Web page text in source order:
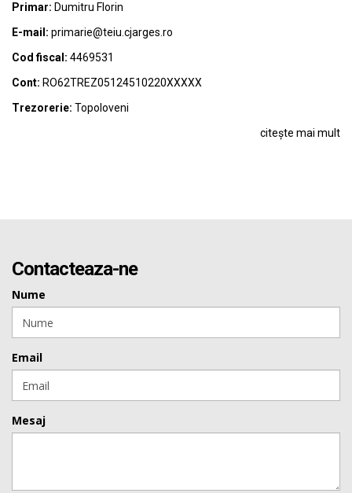
Primar: Dumitru Florin
E-mail: primarie@teiu.cjarges.ro
Cod fiscal: 4469531
Cont: RO62TREZ05124510220XXXXX
Trezorerie: Topoloveni
citește mai mult
Contacteaza-ne
Nume
Email
Mesaj